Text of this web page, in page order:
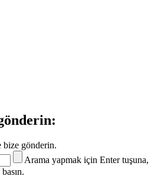
bize gönderin.
Arama yapmak için Enter tuşuna,